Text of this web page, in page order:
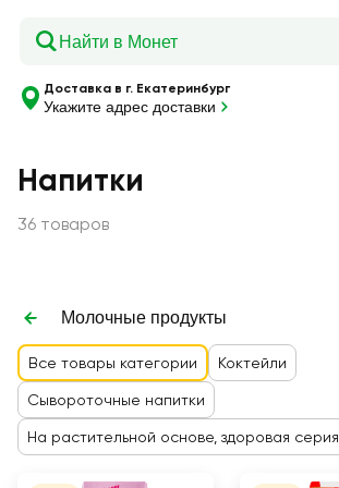
Доставка в г. Екатеринбург
Укажите адрес доставки
Напитки
36 товаров
Молочные продукты
Все товары категории Коктейли
Сывороточные напитки
На растительной основе, здоровая серия